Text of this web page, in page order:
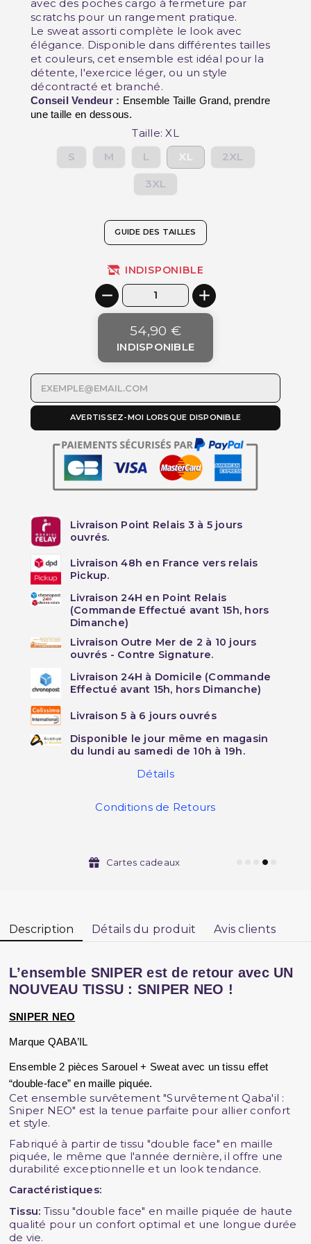
avec des poches cargo à fermeture par
scratchs pour un rangement pratique.
Le sweat assorti complète le look avec
élégance. Disponible dans différentes tailles
et couleurs, cet ensemble est idéal pour la
détente, l'exercice léger, ou un style
décontracté et branché.
Conseil Vendeur : Ensemble Taille Grand, prendre
une taille en dessous.
Taille: XL
S
M L XL 2XL
3XL
GUIDE DES TAILLES
INDISPONIBLE
54,90 €
INDISPONIBLE
AVERTISSEZ-MOI LORSQUE DISPONIBLE
Livraison Point Relais 3 à 5 jours
ouvrés.
Livraison 48h en France vers relais
Pickup.
Livraison 24H en Point Relais
(Commande Effectué avant 15h, hors
Dimanche)
Livraison Outre Mer de 2 à 10 jours
ouvrés - Contre Signature.
Livraison 24H à Domicile (Commande
Effectué avant 15h, hors Dimanche)
Livraison 5 à 6 jours ouvrés
Disponible le jour même en magasin
du lundi au samedi de 10h à 19h.
Détails
Conditions de Retours
Cartes cadeaux
Description Détails du produit Avis clients
L’ensemble SNIPER est de retour avec UN
NOUVEAU TISSU : SNIPER NEO !
SNIPER NEO
Marque QABA’IL
Ensemble 2 pièces Sarouel + Sweat avec un tissu effet
“double-face” en maille piquée.
Cet ensemble survêtement "Survêtement Qaba'il :
Sniper NEO" est la tenue parfaite pour allier confort
et style.
Fabriqué à partir de tissu "double face" en maille
piquée, le même que l'année dernière, il offre une
durabilité exceptionnelle et un look tendance.
Caractéristiques:
Tissu: Tissu "double face" en maille piquée de haute
qualité pour un confort optimal et une longue durée
de vie.